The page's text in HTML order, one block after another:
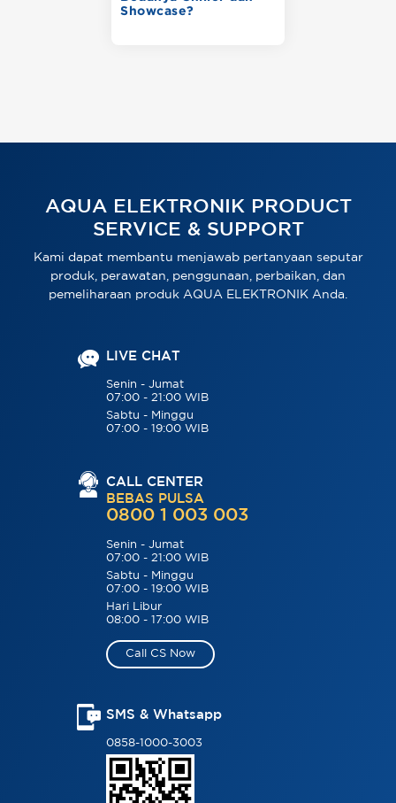
Showcase?
AQUA ELEKTRONIK PRODUCT
SERVICE & SUPPORT
Kami dapat membantu menjawab pertanyaan seputar
produk, perawatan, penggunaan, perbaikan, dan
pemeliharaan produk AQUA ELEKTRONIK Anda.
LIVE CHAT
Senin - Jumat
07:00 - 21:00 WIB
Sabtu - Minggu
07:00 - 19:00 WIB
CALL CENTER
BEBAS PULSA
0800 1 003 003
Senin - Jumat
07:00 - 21:00 WIB
Sabtu - Minggu
07:00 - 19:00 WIB
Hari Libur
08:00 - 17:00 WIB
Call CS Now
SMS & Whatsapp
0858-1000-3003